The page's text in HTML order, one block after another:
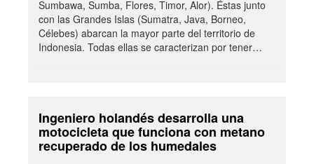
Sumbawa, Sumba, Flores, Timor, Alor). Éstas junto
con las Grandes Islas (Sumatra, Java, Borneo,
Célebes) abarcan la mayor parte del territorio de
Indonesia. Todas ellas se caracterizan por tener…
Ingeniero holandés desarrolla una
motocicleta que funciona con metano
recuperado de los humedales